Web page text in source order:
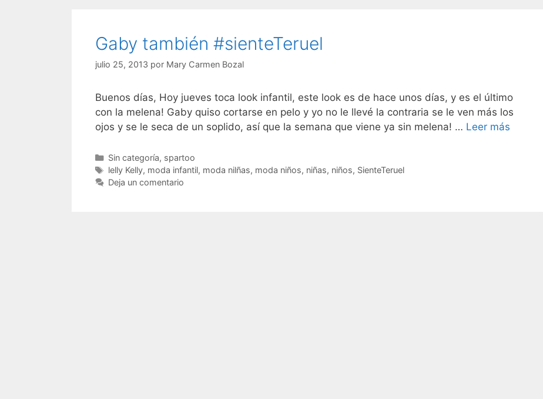
Gaby también #sienteTeruel
julio 25, 2013 por Mary Carmen Bozal
Buenos días, Hoy jueves toca look infantil, este look es de hace unos días, y es el último
con la melena! Gaby quiso cortarse en pelo y yo no le llevé la contraria se le ven más los
ojos y se le seca de un soplido, así que la semana que viene ya sin melena! … Leer más
Categorías
Sin categoría, spartoo
Etiquetas
lelly Kelly, moda infantil, moda nilñas, moda niños, niñas, niños, SienteTeruel
Deja un comentario